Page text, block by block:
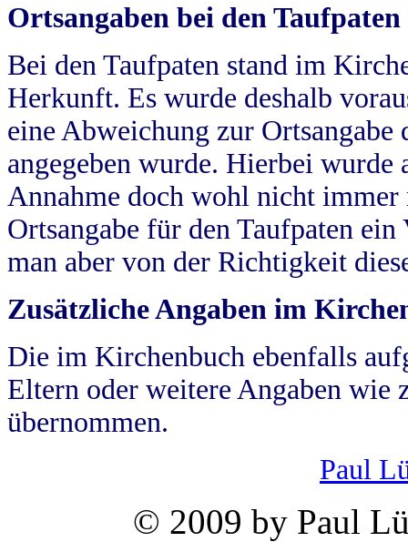
Ortsangaben bei den Taufpaten
Bei den Taufpaten stand im
Herkunft. Es wurde deshalb
eine Abweichung zur
angegeben wurde. Hierbei wurde
Annahme doch wohl nicht
Ortsangabe für den Taufpaten
man aber von der Richtigkeit
Zusätzliche Angaben im
Die im Kirchenbuch ebenfalls
Eltern oder weitere Angaben wie
übernommen.
Paul
© 2009 by Paul